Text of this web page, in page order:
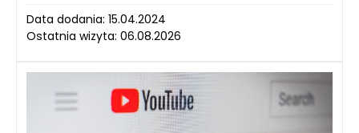
Data dodania: 15.04.2024
Ostatnia wizyta: 06.08.2026